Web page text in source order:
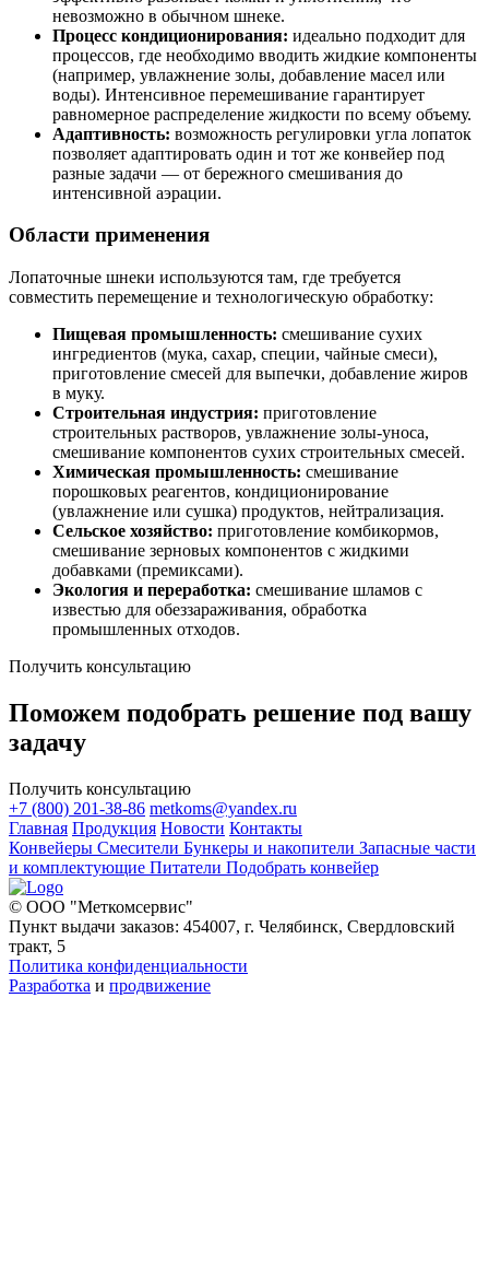
невозможно в обычном шнеке.
Процесс кондиционирования: идеально подходит для
процессов, где необходимо вводить жидкие компоненты
(например, увлажнение золы, добавление масел или
воды). Интенсивное перемешивание гарантирует
равномерное распределение жидкости по всему объему.
Адаптивность: возможность регулировки угла лопаток
позволяет адаптировать один и тот же конвейер под
разные задачи — от бережного смешивания до
интенсивной аэрации.
Области применения
Лопаточные шнеки используются там, где требуется
совместить перемещение и технологическую обработку:
Пищевая промышленность: смешивание сухих
ингредиентов (мука, сахар, специи, чайные смеси),
приготовление смесей для выпечки, добавление жиров
в муку.
Строительная индустрия: приготовление
строительных растворов, увлажнение золы-уноса,
смешивание компонентов сухих строительных смесей.
Химическая промышленность: смешивание
порошковых реагентов, кондиционирование
(увлажнение или сушка) продуктов, нейтрализация.
Сельское хозяйство: приготовление комбикормов,
смешивание зерновых компонентов с жидкими
добавками (премиксами).
Экология и переработка: смешивание шламов с
известью для обеззараживания, обработка
промышленных отходов.
Получить консультацию
Поможем подобрать решение под вашу
задачу
Получить консультацию
+7 (800) 201-38-86 metkoms@yandex.ru
Главная Продукция Новости Контакты
Конвейеры Смесители Бункеры и накопители Запасные части
и комплектующие Питатели Подобрать конвейер
© ООО "Меткомсервис"
Пункт выдачи заказов: 454007, г. Челябинск, Свердловский
тракт, 5
Политика конфиденциальности
Разработка и продвижение